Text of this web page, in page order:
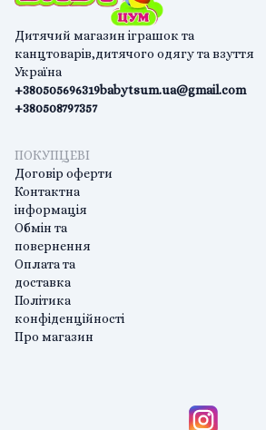
Дитячий магазин іграшок та
канцтоварів,дитячого одягу та взуття
Україна
+380505696319
+380508797357
babytsum.ua@gmail.com
ПОКУПЦЕВІ
Договір оферти
Контактна
інформація
Обмін та
повернення
Оплата та
доставка
Політика
конфіденційності
Про магазин